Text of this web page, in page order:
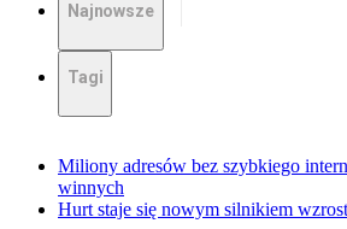
Najnowsze
Tagi
Miliony adresów bez szybkiego
winnych
Hurt staje się nowym silnikiem